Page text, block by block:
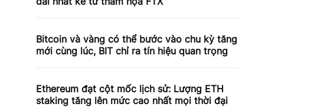
Bitcoin và vàng có thể bước vào chu kỳ tăng
mới cùng lúc, BIT chỉ ra tín hiệu quan trọng
Ethereum đạt cột mốc lịch sử: Lượng ETH
staking tăng lên mức cao nhất mọi thời đại